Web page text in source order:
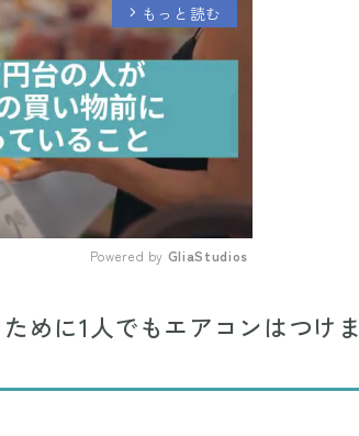
arrow_forward_ios もっと読む
Mute
Powered by GliaStudios
めに1人でもエアコンはつけま